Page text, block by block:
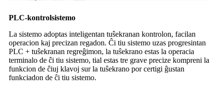
PLC-kontrolsistemo
La sistemo adoptas inteligentan tuŝekranan kontrolon, facilan
operacion kaj precizan regadon. Ĉi tiu sistemo uzas progresintan
PLC + tuŝekranan regreĝimon, la tuŝekrano estas la operacia
terminalo de ĉi tiu sistemo, tial estas tre grave precize kompreni la
funkcion de ĉiuj klavoj sur la tuŝekrano por certigi ĝustan
funkciadon de ĉi tiu sistemo.